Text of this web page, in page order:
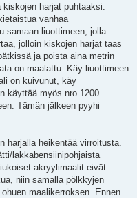
harjat puhtaaksi.
vanhaa
samaan liuottimeen, jolla
jolloin kiskojen harjat taas
ja poista aina metrin
on maalattu. Käy liuottimeen
on kuivunut, käy
käyttää myös nro 1200
Tämän jälkeen pyyhi
heikentää virroitusta.
lakkabensiinipohjaista
akryylimaalit eivät
niin samalla pölkkyjen
maalikerroksen. Ennen